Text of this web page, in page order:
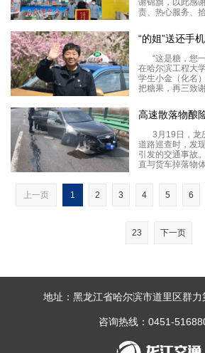
谢锦旗，以此感
责、热心服务、
动守护群众高速
锦旗，承载着司
与谢意，既是群众
“这是糖，您
在哈尔滨工程大
学生小金（化名
把糖果，再三致
系，最终如约将
的李莉回忆，6日
大厦附近
高速散落物酿
3月19日，龙
道路巡查时，发
引发的交通事故
直与货车掉落物
区人员第一时间
上一页 1 2 3 4 5 6
23 下一页
地址：黑龙江省哈尔滨市道里区群
咨询热线：0451-